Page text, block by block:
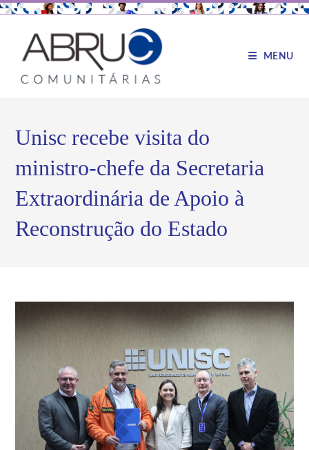
MENU
Unisc recebe visita do
ministro-chefe da Secretaria
Extraordinária de Apoio à
Reconstrução do Estado